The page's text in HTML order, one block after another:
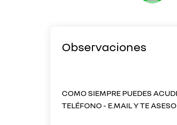
Observaciones
COMO SIEMPRE PUEDES
TELÉFONO - E.MAIL Y TE